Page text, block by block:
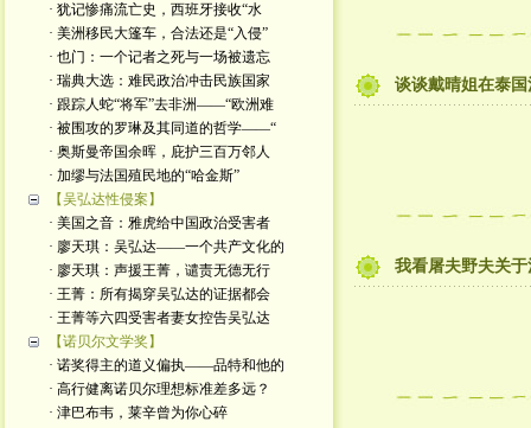
· 犹记惨痛流亡史，西班牙接收“水
· 美洲移民大篷车，合法还是“入侵”
· 也门：一个记者之死与一场被遗忘
· 瑞典大选：难民政治冲击民族国家
· 跟踪人蛇“将军”去非洲——“欧洲难
· 被围攻的罗琳及其同道的哲学——“
· 奥斯曼帝国余晖，庇护三百万邻人
· 加缪与法国殖民地的“哈金斯”
【吴弘达性侵案】
· 美国之音：雅虎给中国政治受害者
· 廖天琪：吴弘达——一个共产文化的
· 廖天琪：声援王菁，谴责无德无行
· 王菁：所有揭穿吴弘达的证据都会
· 王菁等六四受害者妻女控告吴弘达
【诺贝尔文学奖】
· 诺奖得主的道义偏执——品特和他的
· 高行健离诺贝尔理想标准差多远？
· 津巴布韦，莱辛曾为你心碎
谈谈戴晴姐在泰
我看屠夫野夫关